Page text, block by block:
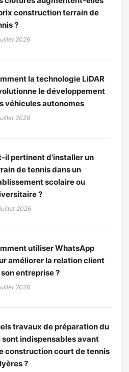
construction terrain de
?
2026
la technologie LiDAR
le développement
véhicules autonomes
2026
il pertinent d’installer un
de tennis dans un
scolaire ou
?
2026
utiliser WhatsApp
améliorer la relation client
entreprise ?
2026
travaux de préparation du
sont indispensables avant
construction court de tennis
?